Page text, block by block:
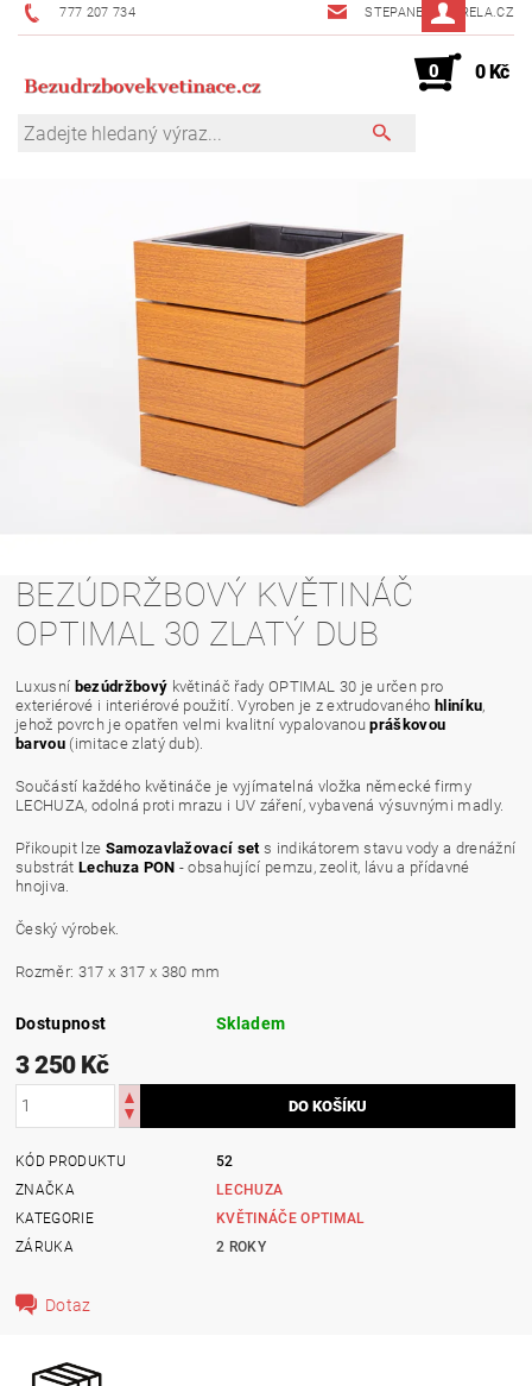
777 207 734 STEPANEK@MIRELA.CZ
0 0 Kč
BEZÚDRŽBOVÝ KVĚTINÁČ
OPTIMAL 30 ZLATÝ DUB
Luxusní bezúdržbový květináč řady OPTIMAL 30 je určen pro
exteriérové i interiérové použití. Vyroben je z extrudovaného hliníku,
jehož povrch je opatřen velmi kvalitní vypalovanoupráškovou
barvou (imitace zlatý dub).
Součástí každého květináče je vyjímatelná vložka německé firmy
LECHUZA, odolná proti mrazu i UV záření, vybavená výsuvnými madly.
Přikoupit lze Samozavlažovací set s indikátorem stavu vody a drenážní
substrát Lechuza PON - obsahující pemzu, zeolit, lávu a přídavné
hnojiva.
Český výrobek.
Rozměr: 317 x 317 x 380 mm
Dostupnost Skladem
3 250 Kč
KÓD PRODUKTU
52
ZNAČKA
LECHUZA
KATEGORIE
KVĚTINÁČE OPTIMAL
ZÁRUKA
2 ROKY
Dotaz